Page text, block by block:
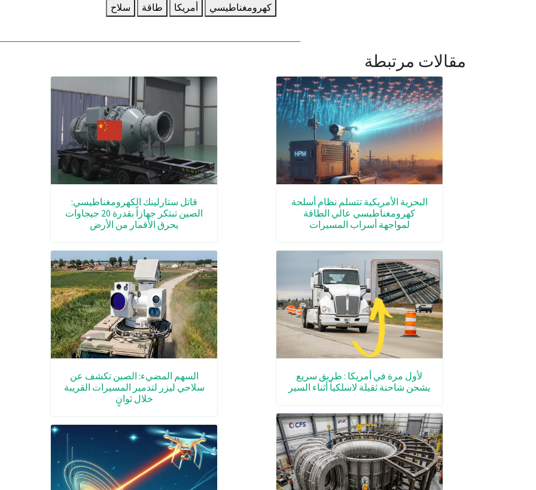
كهرومغناطيسي أمريكا طاقة سلاح
مقالات مرتبطة
البحرية الأمريكية تتسلم نظام أسلحة
كهرومغناطيسي عالي الطاقة
لمواجهة أسراب المسيرات
لأول مرة في أمريكا : طريق سريع
يشحن شاحنة ثقيلة لاسلكياً أثناء السير
قاتل ستارلينك الكهرومغناطيسي:
الصين تبتكر جهازاً بقدرة 20 جيجاوات
يحرق الأقمار من الأرض
السهم المضيء: الصين تكشف عن
سلاحي ليزر لتدمير المسيرات القريبة
خلال ثوانٍ